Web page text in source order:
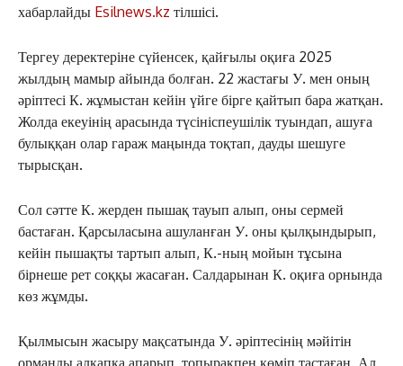
хабарлайды Esilnews.kz тілшісі.
Тергеу деректеріне сүйенсек, қайғылы оқиға 2025
жылдың мамыр айында болған. 22 жастағы У. мен оның
әріптесі К. жұмыстан кейін үйге бірге қайтып бара жатқан.
Жолда екеуінің арасында түсініспеушілік туындап, ашуға
булыққан олар гараж маңында тоқтап, дауды шешуге
тырысқан.
Сол сәтте К. жерден пышақ тауып алып, оны сермей
бастаған. Қарсыласына ашуланған У. оны қылқындырып,
кейін пышақты тартып алып, К.-ның мойын тұсына
бірнеше рет соққы жасаған. Салдарынан К. оқиға орнында
көз жұмды.
Қылмысын жасыру мақсатында У. әріптесінің мәйітін
орманды алқапқа апарып, топырақпен көміп тастаған. Ал